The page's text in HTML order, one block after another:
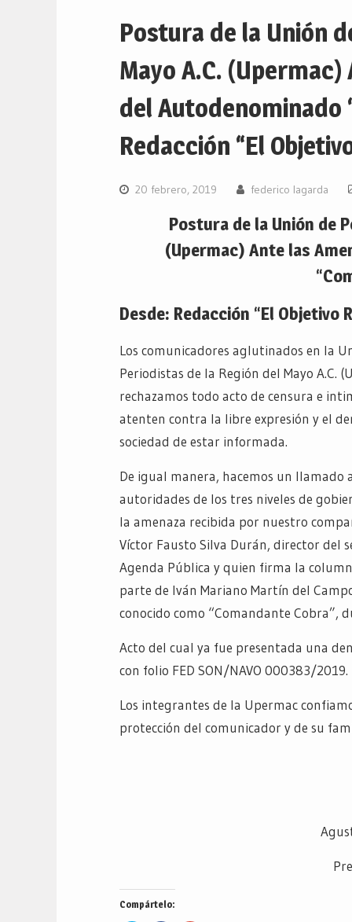
Postura de la Unión
Mayo A.C.
del Autodenominado
Redacción “El
20 febrero, 2019 federico lagarda
Postura de la Unión de
(Upermac) Ante las
Desde: Redacción “El Objetivo
Los comunicadores aglutinados en la
Periodistas de la Región del Mayo A.C.
rechazamos todo acto de censura e
atenten contra la libre expresión y el
sociedad de estar informada.
De igual manera, hacemos un llamado
autoridades de los tres niveles de
la amenaza recibida por nuestro
Víctor Fausto Silva Durán, director del
Agenda Pública y quien firma la
parte de Iván Mariano Martín del
conocido como “Comandante Cobra”,
Acto del cual ya fue presentada una
con folio FED SON/NAVO 000383/2019.
Los integrantes de la Upermac
protección del comunicador y de su
Compártelo: